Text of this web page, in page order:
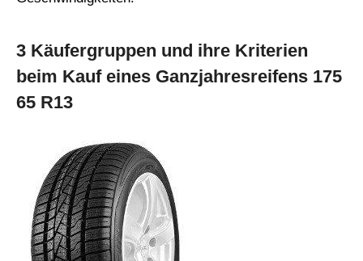
3 Käufergruppen und ihre Kriterien
beim Kauf eines Ganzjahresreifens 175
65 R13